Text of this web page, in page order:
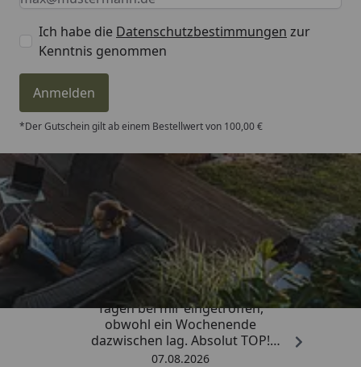
Ich habe die Datenschutzbestimmungen zur
Kenntnis genommen
Anmelden
*Der Gutschein gilt ab einem Bestellwert von 100,00 €
Trusted Shops
4,81/ 5
„Die Bestellung ist innerhalb von 4
Tagen bei mir eingetroffen,
obwohl ein Wochenende
dazwischen lag. Absolut TOP!
Sicherlich nicht die letzte
07.08.2026